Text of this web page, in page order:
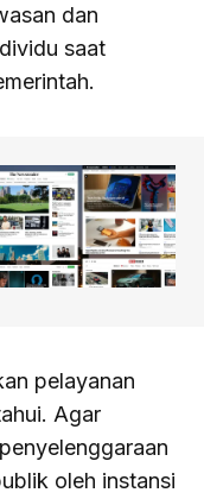
dan
saat
pelayanan
Agar
oleh instansi